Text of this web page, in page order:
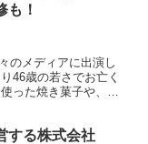
も！
のメディアに出演し
46歳の若さでお亡く
った焼き菓子や、栗
する株式会社